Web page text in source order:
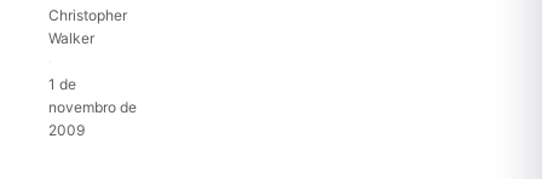
coração
totalmente
Senhor
Christopher
Walker
1 de
novembro de
2009